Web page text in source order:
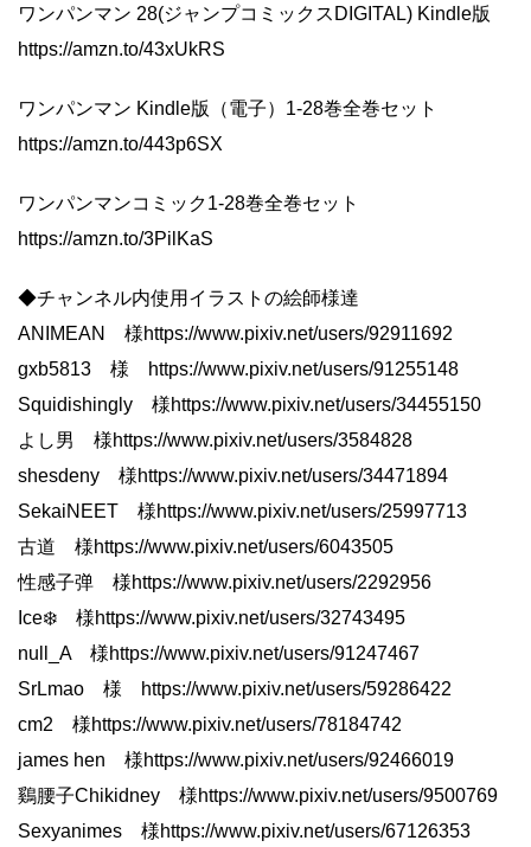
ワンパンマン 28(ジャンプコミックスDIGITAL) Kindle版
https://amzn.to/43xUkRS
ワンパンマン Kindle版（電子）1-28巻全巻セット
https://amzn.to/443p6SX
ワンパンマンコミック1-28巻全巻セット
https://amzn.to/3PilKaS
◆チャンネル内使用イラストの絵師様達
ANIMEAN 様https://www.pixiv.net/users/92911692
gxb5813 様 https://www.pixiv.net/users/91255148
Squidishingly 様https://www.pixiv.net/users/34455150
よし男 様https://www.pixiv.net/users/3584828
shesdeny 様https://www.pixiv.net/users/34471894
SekaiNEET 様https://www.pixiv.net/users/25997713
古道 様https://www.pixiv.net/users/6043505
性感子弹 様https://www.pixiv.net/users/2292956
Ice❄️ 様https://www.pixiv.net/users/32743495
null_A 様https://www.pixiv.net/users/91247467
SrLmao 様 https://www.pixiv.net/users/59286422
cm2 様https://www.pixiv.net/users/78184742
james hen 様https://www.pixiv.net/users/92466019
鷄腰子Chikidney 様https://www.pixiv.net/users/9500769
Sexyanimes 様https://www.pixiv.net/users/67126353